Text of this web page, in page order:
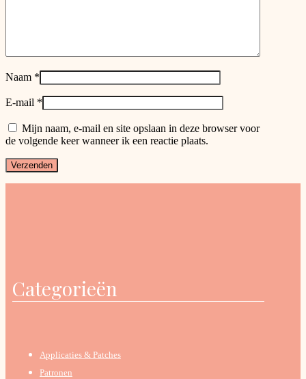
Naam *
E-mail *
Mijn naam, e-mail en site opslaan in deze browser voor
de volgende keer wanneer ik een reactie plaats.
Categorieën
Applicaties & Patches
Patronen